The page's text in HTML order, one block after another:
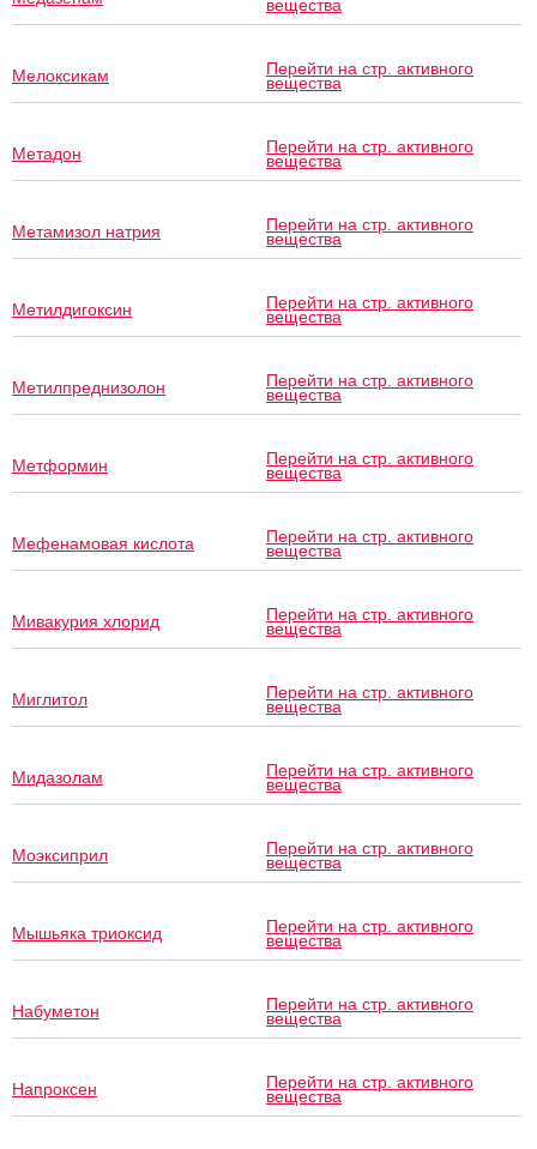
вещества
Мелоксикам Перейти на стр. активного
вещества
Метадон Перейти на стр. активного
вещества
Метамизол натрия Перейти на стр. активного
вещества
Метилдигоксин Перейти на стр. активного
вещества
Метилпреднизолон Перейти на стр. активного
вещества
Метформин Перейти на стр. активного
вещества
Мефенамовая кислота Перейти на стр. активного
вещества
Мивакурия хлорид Перейти на стр. активного
вещества
Миглитол Перейти на стр. активного
вещества
Мидазолам Перейти на стр. активного
вещества
Моэксиприл Перейти на стр. активного
вещества
Мышьяка триоксид Перейти на стр. активного
вещества
Набуметон Перейти на стр. активного
вещества
Напроксен Перейти на стр. активного
вещества